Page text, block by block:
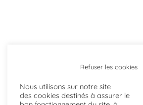
Refuser les cookies
Nous utilisons sur notre site
des cookies destinés à assurer le